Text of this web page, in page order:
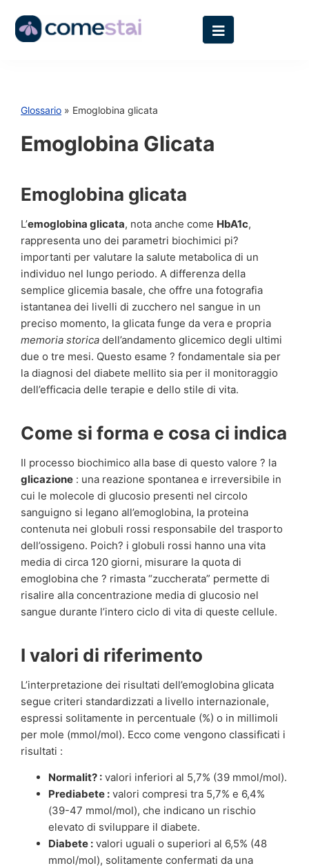
Glossario » Emoglobina glicata
Emoglobina Glicata
Emoglobina glicata
L’emoglobina glicata, nota anche come HbA1c,
rappresenta uno dei parametri biochimici pi?
importanti per valutare la salute metabolica di un
individuo nel lungo periodo. A differenza della
semplice glicemia basale, che offre una fotografia
istantanea dei livelli di zucchero nel sangue in un
preciso momento, la glicata funge da vera e propria
memoria storica dell’andamento glicemico degli ultimi
due o tre mesi. Questo esame ? fondamentale sia per
la diagnosi del diabete mellito sia per il monitoraggio
dell’efficacia delle terapie e dello stile di vita.
Come si forma e cosa ci indica
Il processo biochimico alla base di questo valore ? la
glicazione : una reazione spontanea e irreversibile in
cui le molecole di glucosio presenti nel circolo
sanguigno si legano all’emoglobina, la proteina
contenuta nei globuli rossi responsabile del trasporto
dell’ossigeno. Poich? i globuli rossi hanno una vita
media di circa 120 giorni, misurare la quota di
emoglobina che ? rimasta “zuccherata” permette di
risalire alla concentrazione media di glucosio nel
sangue durante l’intero ciclo di vita di queste cellule.
I valori di riferimento
L’interpretazione dei risultati dell’emoglobina glicata
segue criteri standardizzati a livello internazionale,
espressi solitamente in percentuale (%) o in millimoli
per mole (mmol/mol). Ecco come vengono classificati i
risultati :
Normalit? : valori inferiori al 5,7% (39 mmol/mol).
Prediabete : valori compresi tra 5,7% e 6,4%
(39-47 mmol/mol), che indicano un rischio
elevato di sviluppare il diabete.
Diabete : valori uguali o superiori al 6,5% (48
mmol/mol), solitamente confermati da una